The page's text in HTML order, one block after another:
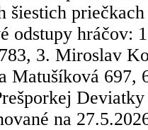
šiestich
odstupy hráčov:
3. Miroslav
Matušíková 697,
na